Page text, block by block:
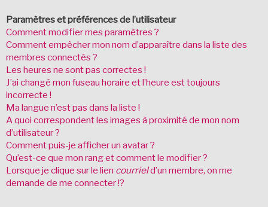
Paramètres et préférences de l’utilisateur
Comment modifier mes paramètres ?
Comment empêcher mon nom d’apparaître dans la liste des
membres connectés ?
Les heures ne sont pas correctes !
J’ai changé mon fuseau horaire et l’heure est toujours
incorrecte !
Ma langue n’est pas dans la liste !
A quoi correspondent les images à proximité de mon nom
d’utilisateur ?
Comment puis-je afficher un avatar ?
Qu’est-ce que mon rang et comment le modifier ?
Lorsque je clique sur le lien courrield’un membre, on me
demande de me connecter !?